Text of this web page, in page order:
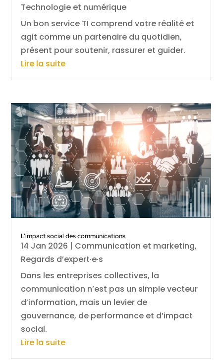
Technologie et numérique
Un bon service TI comprend votre réalité et
agit comme un partenaire du quotidien,
présent pour soutenir, rassurer et guider.
Lire la suite
L’impact social des communications
14 Jan 2026 | Communication et marketing,
Regards d’expert·e·s
Dans les entreprises collectives, la
communication n’est pas un simple vecteur
d’information, mais un levier de
gouvernance, de performance et d’impact
social.
Lire la suite